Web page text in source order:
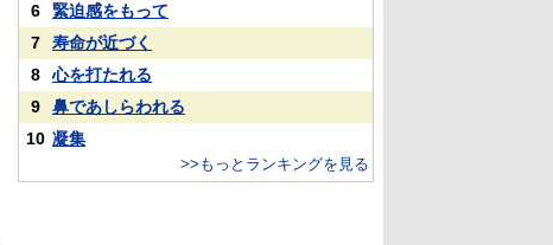
6
緊迫感をもって
7
寿命が近づく
8
心を打たれる
9
鼻であしらわれる
10 凝集
>>もっとランキングを見る